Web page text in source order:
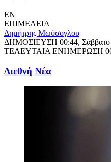
EN
ΕΠΙΜΕΛΕΙΑ
Δημήτρης Μωύσογλου
ΔΗΜΟΣΙΕΥΣΗ 00:44,
ΤΕΛΕΥΤΑΙΑ ΕΝΗΜΕΡΩΣΗ
Διεθνή Νέα